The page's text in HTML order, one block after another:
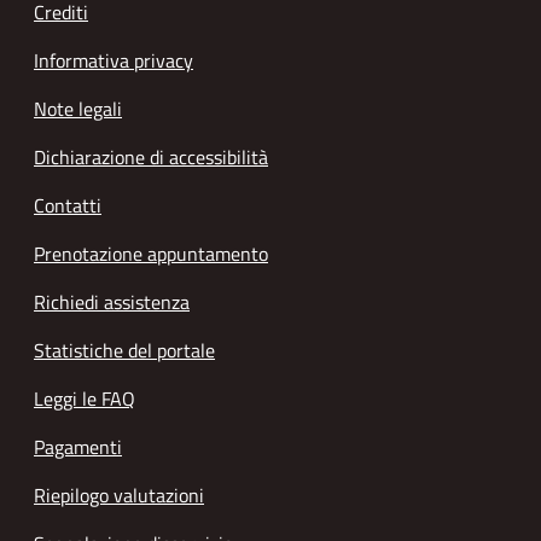
Crediti
Informativa privacy
Note legali
Dichiarazione di accessibilità
Contatti
Prenotazione appuntamento
Richiedi assistenza
Statistiche del portale
Leggi le FAQ
Pagamenti
Riepilogo valutazioni